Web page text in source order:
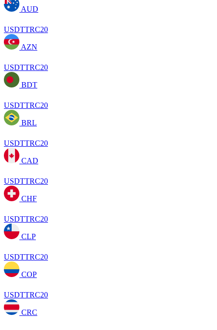
AUD
USDTTRC20
AZN
USDTTRC20
BDT
USDTTRC20
BRL
USDTTRC20
CAD
USDTTRC20
CHF
USDTTRC20
CLP
USDTTRC20
COP
USDTTRC20
CRC